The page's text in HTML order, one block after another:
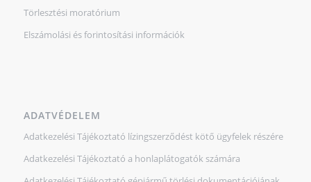
Törlesztési moratórium
Elszámolási és forintosítási információk
ADATVÉDELEM
Adatkezelési Tájékoztató lízingszerződést kötő ügyfelek részére
Adatkezelési Tájékoztató a honlaplátogatók számára